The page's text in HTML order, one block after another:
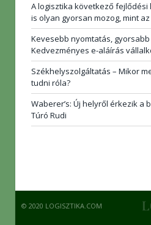
A logisztika következő fejlődési
is olyan gyorsan mozog, mint
Kevesebb nyomtatás,
Kedvezményes e-aláírás
Székhelyszolgáltatás – Mikor
tudni róla?
Waberer’s: Új helyről érkezik a
Túró Rudi
© 2020 LOGISZTIKA.COM